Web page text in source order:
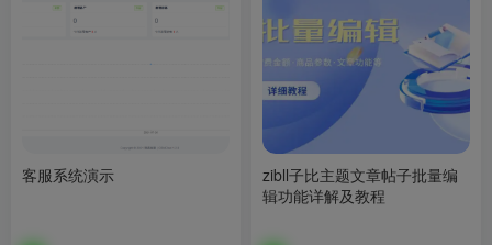
客服系统演示
zibll子比主题文章帖子批量编
辑功能详解及教程